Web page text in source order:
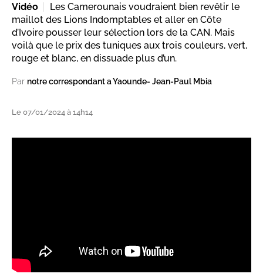
Vidéo
Les Camerounais voudraient bien revêtir le
maillot des Lions Indomptables et aller en Côte
d’Ivoire pousser leur sélection lors de la CAN. Mais
voilà que le prix des tuniques aux trois couleurs, vert,
rouge et blanc, en dissuade plus d’un.
Par notre correspondant a Yaounde- Jean-Paul Mbia
Le 07/01/2024 à 14h14